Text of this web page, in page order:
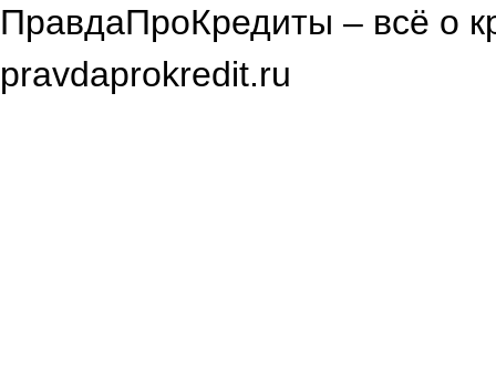
ПравдаПроКредиты – всё о
pravdaprokredit.ru